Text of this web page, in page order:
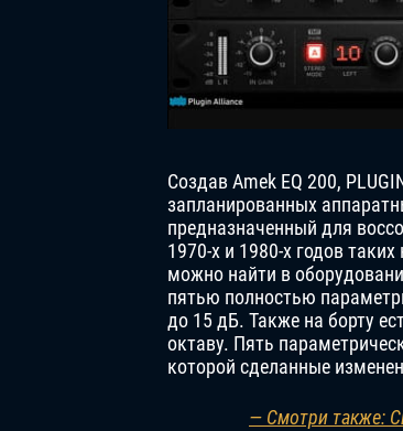
Создав Amek EQ 200,
запланированных
предназначенный для
1970-х и 1980-х годов
можно найти в
пятью полностью
до 15 дБ. Также на борту
октаву. Пять
которой сделанные
— Смотри также: